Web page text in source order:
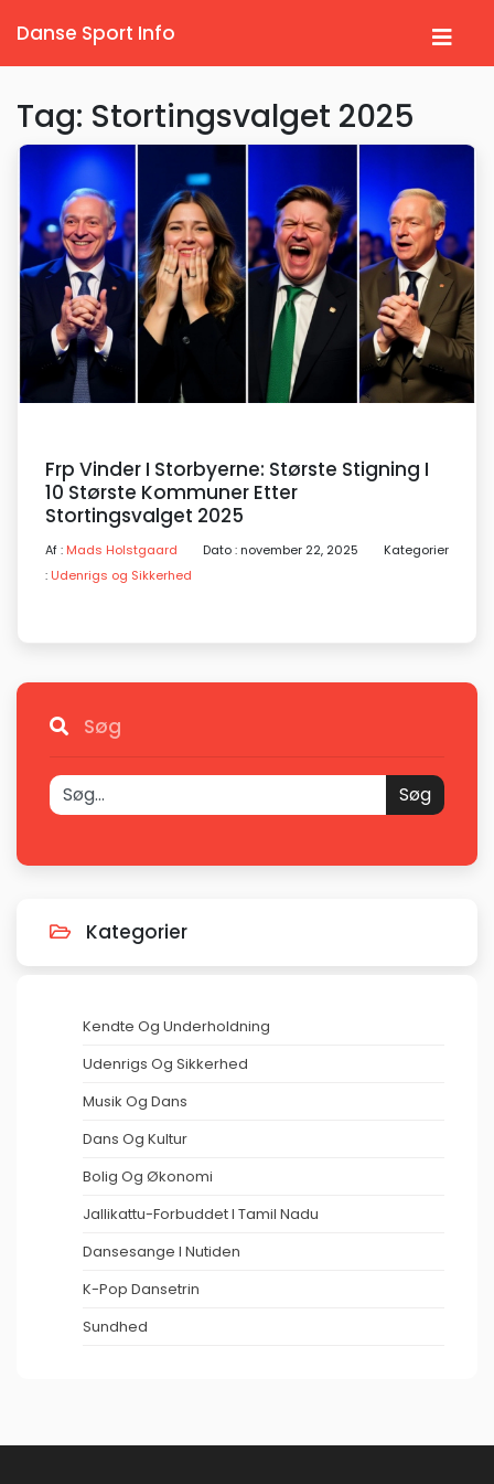
Danse Sport Info
Tag: Stortingsvalget 2025
Frp Vinder I Storbyerne: Største Stigning I
10 Største Kommuner Etter
Stortingsvalget 2025
Af : Mads Holstgaard Dato : november 22, 2025
Kategorier
: Udenrigs og Sikkerhed
Søg
Søg
Kategorier
Kendte Og Underholdning
Udenrigs Og Sikkerhed
Musik Og Dans
Dans Og Kultur
Bolig Og Økonomi
Jallikattu-Forbuddet I Tamil Nadu
Dansesange I Nutiden
K-Pop Dansetrin
Sundhed